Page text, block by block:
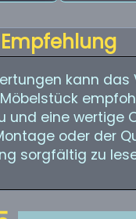
Empfehlung
kann das
eine wertige
oder der
sorgfältig zu